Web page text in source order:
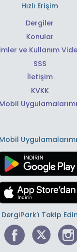
Hızlı Erişim
Dergiler
Konular
ve Kullanım
SSS
İletişim
KVKK
Mobil
Mobil
DergiPark'ı Takip Edin